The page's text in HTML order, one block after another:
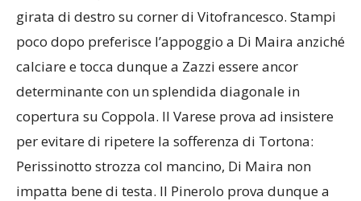
girata di destro su corner di Vitofrancesco. Stampi
poco dopo preferisce l’appoggio a Di Maira anziché
calciare e tocca dunque a Zazzi essere ancor
determinante con un splendida diagonale in
copertura su Coppola. Il Varese prova ad insistere
per evitare di ripetere la sofferenza di Tortona:
Perissinotto strozza col mancino, Di Maira non
impatta bene di testa. Il Pinerolo prova dunque a